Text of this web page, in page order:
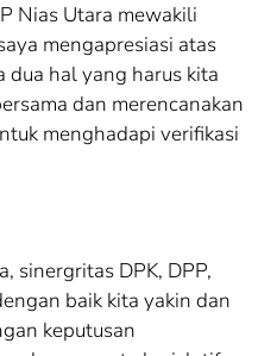
Nias Utara mewakili
mengapresiasi atas
dua hal yang harus kita
dan merencanakan
menghadapi verifikasi
sinergritas DPK, DPP,
baik kita yakin dan
keputusan